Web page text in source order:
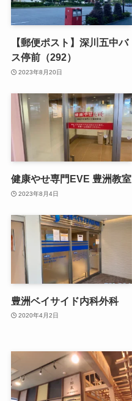
【郵便ポスト】深川五中バ
ス停前（292）
2023年8月20日
健康やせ専門EVE 豊洲教室
2023年8月4日
豊洲ベイサイド内科外科
2020年4月2日